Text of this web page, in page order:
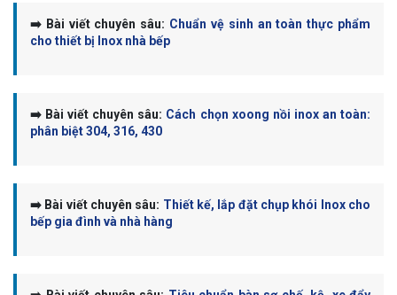
➡️ Bài viết chuyên sâu: Chuẩn vệ sinh an toàn thực phẩm
cho thiết bị Inox nhà bếp
➡️ Bài viết chuyên sâu: Cách chọn xoong nồi inox an toàn:
phân biệt 304, 316, 430
➡️ Bài viết chuyên sâu: Thiết kế, lắp đặt chụp khói Inox cho
bếp gia đình và nhà hàng